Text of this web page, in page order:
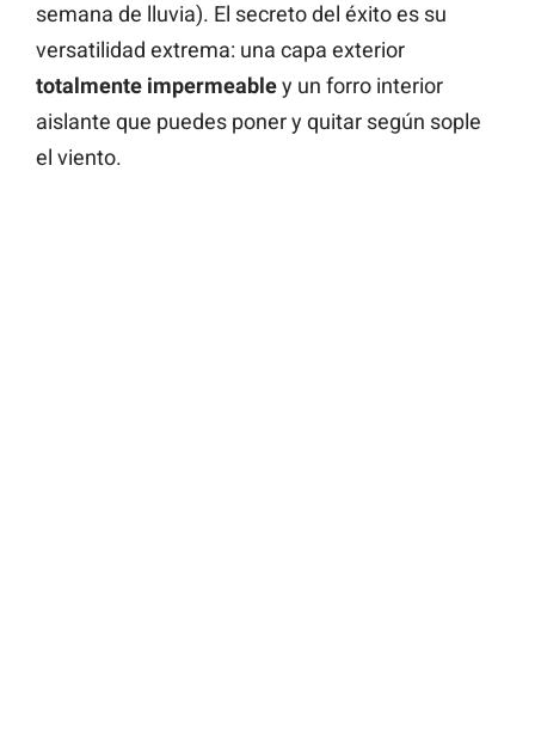
semana de lluvia). El secreto del éxito es su
versatilidad extrema: una capa exterior
totalmente impermeabley un forro interior
aislante que puedes poner y quitar según sople
el viento.